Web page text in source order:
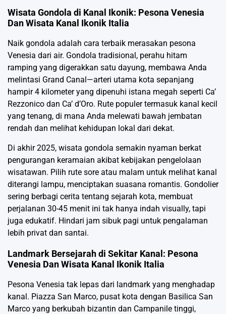
Wisata Gondola di Kanal Ikonik: Pesona Venesia
Dan Wisata Kanal Ikonik Italia
Naik gondola adalah cara terbaik merasakan pesona
Venesia dari air. Gondola tradisional, perahu hitam
ramping yang digerakkan satu dayung, membawa Anda
melintasi Grand Canal—arteri utama kota sepanjang
hampir 4 kilometer yang dipenuhi istana megah seperti Ca’
Rezzonico dan Ca’ d’Oro. Rute populer termasuk kanal kecil
yang tenang, di mana Anda melewati bawah jembatan
rendah dan melihat kehidupan lokal dari dekat.
Di akhir 2025, wisata gondola semakin nyaman berkat
pengurangan keramaian akibat kebijakan pengelolaan
wisatawan. Pilih rute sore atau malam untuk melihat kanal
diterangi lampu, menciptakan suasana romantis. Gondolier
sering berbagi cerita tentang sejarah kota, membuat
perjalanan 30-45 menit ini tak hanya indah visually, tapi
juga edukatif. Hindari jam sibuk pagi untuk pengalaman
lebih privat dan santai.
Landmark Bersejarah di Sekitar Kanal: Pesona
Venesia Dan Wisata Kanal Ikonik Italia
Pesona Venesia tak lepas dari landmark yang menghadap
kanal. Piazza San Marco, pusat kota dengan Basilica San
Marco yang berkubah bizantin dan Campanile tinggi,